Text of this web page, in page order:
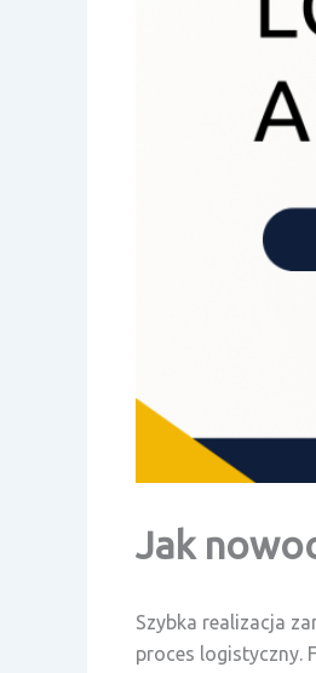
Jak
Szybka realizacja
proces logistyczny.